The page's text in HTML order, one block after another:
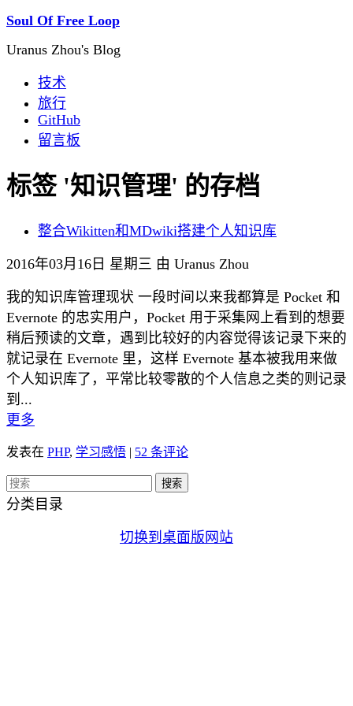
Soul Of Free Loop
Uranus Zhou's Blog
技术
旅行
GitHub
留言板
标签 '知识管理' 的存档
整合Wikitten和MDwiki搭建个人知识库
2016年03月16日 星期三 由 Uranus Zhou
我的知识库管理现状 一段时间以来我都算是 Pocket 和
Evernote 的忠实用户，Pocket 用于采集网上看到的想要
稍后预读的文章，遇到比较好的内容觉得该记录下来的
就记录在 Evernote 里，这样 Evernote 基本被我用来做
个人知识库了，平常比较零散的个人信息之类的则记录
到...
更多
发表在 PHP, 学习感悟 | 52 条评论
分类目录
切换到桌面版网站